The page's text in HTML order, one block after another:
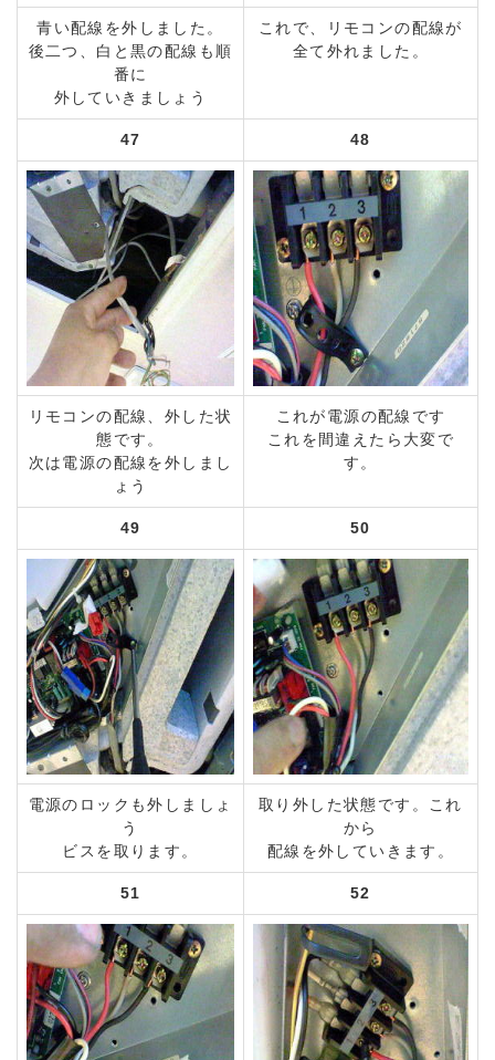
青い配線を外しました。
後二つ、白と黒の配線も順
番に
外していきましょう
これで、リモコンの配線が
全て外れました。
47 48
リモコンの配線、外した状
態です。
次は電源の配線を外しまし
ょう
これが電源の配線です
これを間違えたら大変で
す。
49 50
電源のロックも外しましょ
う
ビスを取ります。
取り外した状態です。これ
から
配線を外していきます。
51 52